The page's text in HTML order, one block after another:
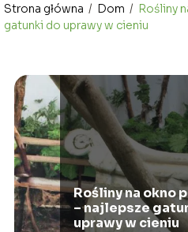
Strona główna / Dom / Rośliny
gatunki do uprawy w cieniu
Rośliny na okno
– najlepsze
uprawy w cieniu